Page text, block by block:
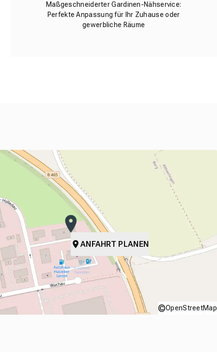
Maßgeschneiderter Gardinen-Nähservice:
Perfekte Anpassung für Ihr Zuhause oder
gewerbliche Räume
ANFAHRT PLANEN
©OpenStreetMap